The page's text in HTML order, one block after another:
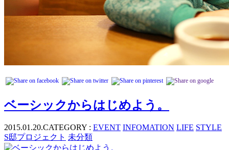
ベーシックからはじめよう。
2015.01.20.CATEGORY : EVENT INFOMATION LIFE STYLE
S邸プロジェクト 未分類